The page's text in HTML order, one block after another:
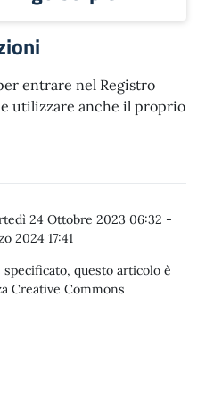
entrare nel Registro
utilizzare anche il proprio
24 Ottobre 2023 06:32 -
2024 17:41
questo articolo è
Creative Commons